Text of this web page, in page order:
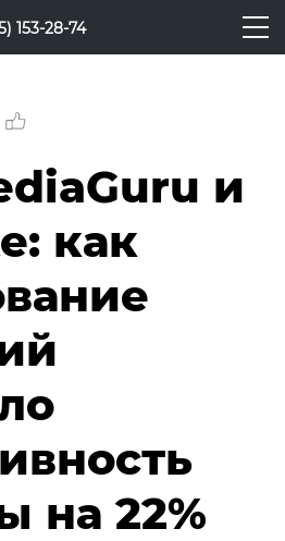
153-28-74
и
как
на 22%